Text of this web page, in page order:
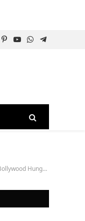
Pinterest
YouTube
WhatsApp
Telegram
Hungama